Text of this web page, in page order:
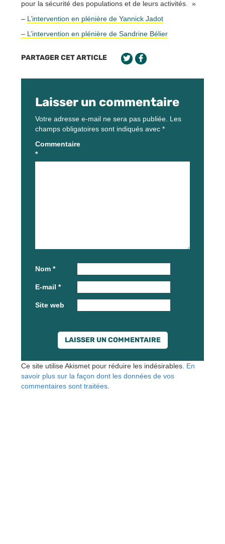
pour la sécurité des populations et de leurs activités. »
– L’intervention en plénière de Yannick Jadot
– L’intervention en plénière de Sandrine Bélier
PARTAGER CET ARTICLE
Laisser un commentaire
Votre adresse e-mail ne sera pas publiée. Les
champs obligatoires sont indiqués avec *
Commentaire
*
Nom *
E-mail *
Site web
Ce site utilise Akismet pour réduire les indésirables. En
savoir plus sur la façon dont les données de vos
commentaires sont traitées